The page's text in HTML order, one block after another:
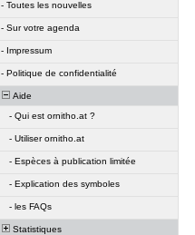
- Toutes les nouvelles
- Sur votre agenda
- Impressum
- Politique de confidentialité
Aide
- Qui est ornitho.at ?
- Utiliser ornitho.at
- Espèces à publication limitée
- Explication des symboles
- les FAQs
Statistiques